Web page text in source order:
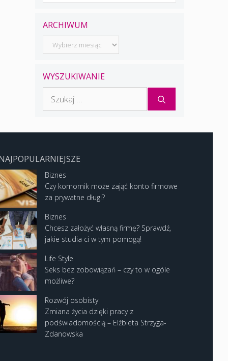
ARCHIWUM
Archiwum
WYSZUKIWANIE
Biznes
Czy komornik może zająć konto firmowe
za prywatne długi?
Biznes
Chcesz założyć własną firmę? Sprawdź,
jakie studia ci w tym pomogą!
Life Style
Seks bez zobowiązań – czy to w ogóle
możliwe?
Rozwój osobisty
Zmiana życia dzięki pracy z
podświadomością – Elżbieta Strzyga-
Zdanowska